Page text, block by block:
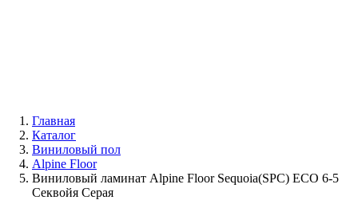
Главная
Каталог
Виниловый пол
Alpine Floor
Виниловый ламинат Alpine Floor Sequoia(SPC) ЕСО 6-5
Секвойя Серая